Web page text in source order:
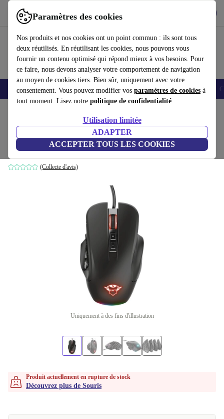
Paramètres des cookies
Nos produits et nos cookies ont un point commun : ils sont tous
deux réutilisés. En réutilisant les cookies, nous pouvons vous
fournir un contenu optimisé qui répond mieux à vos besoins. Pour
ce faire, nous devons analyser votre comportement de navigation
au moyen de cookies tiers. Bien sûr, uniquement avec votre
consentement. Vous pouvez modifier vos paramètres de cookies à
tout moment. Lisez notre politique de confidentialité.
Utilisation limitée
ADAPTER
ACCEPTER TOUS LES COOKIES
Utilisez refurbed rapidement et facilement
Smartphones Laptops Tablettes Montres connectées Accessoires
Trust GXT 970 Morfix
Noir
(Collecte d'avis)
Uniquement à des fins d'illustration
Produit actuellement en rupture de stock
Découvrez plus de Souris